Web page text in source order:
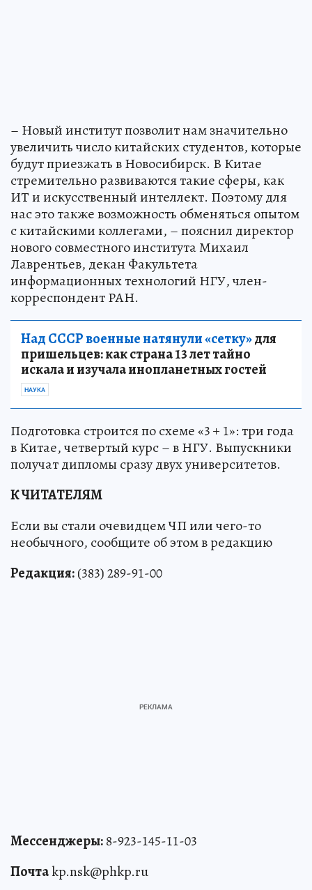
– Новый институт позволит нам значительно
увеличить число китайских студентов, которые
будут приезжать в Новосибирск. В Китае
стремительно развиваются такие сферы, как
ИТ и искусственный интеллект. Поэтому для
нас это также возможность обменяться опытом
с китайскими коллегами, – пояснил директор
нового совместного института Михаил
Лаврентьев, декан Факультета
информационных технологий НГУ, член-
корреспондент РАН.
Над СССР военные натянули «сетку»для
пришельцев: как страна 13 лет тайно
искала и изучала инопланетных гостей
НАУКА
Подготовка строится по схеме «3 + 1»: три года
в Китае, четвертый курс – в НГУ. Выпускники
получат дипломы сразу двух университетов.
К ЧИТАТЕЛЯМ
Если вы стали очевидцем ЧП или чего-то
необычного, сообщите об этом в редакцию
Редакция:(383) 289-91-00
Мессенджеры:8-923-145-11-03
Почтаkp.nsk@phkp.ru